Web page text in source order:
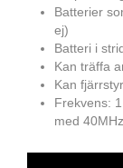
Batterier
ej)
Batteri i
Kan träffa
Kan
Frekvens:
med 40MHz